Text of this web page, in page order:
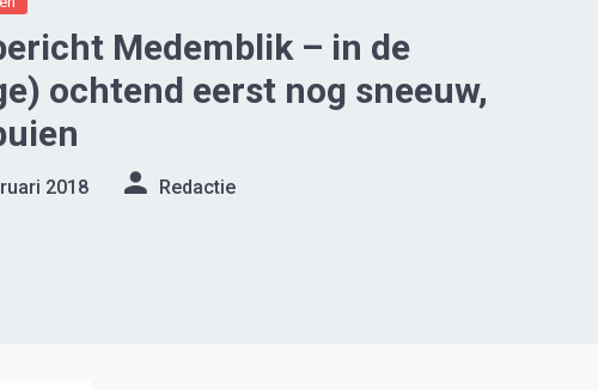
Medemblik – in de
ochtend eerst nog sneeuw,
2018 Redactie